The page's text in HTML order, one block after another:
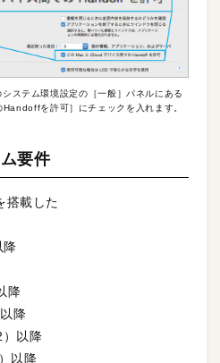
ステム環境設定の［一般］パネルにある
を許可］にチェックを入れます。
要件
搭載した
降
降
降
以降
以降